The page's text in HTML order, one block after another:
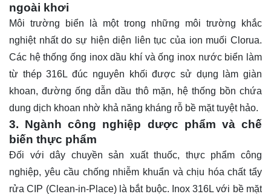
ngoài khơi
Môi trường biển là một trong những môi trường khắc
nghiệt nhất do sự hiện diện liên tục của ion muối Clorua.
Các hệ thống ống inox dầu khí và ống inox nước biển làm
từ thép 316L đúc nguyên khối được sử dụng làm giàn
khoan, đường ống dẫn dầu thô mặn, hệ thống bồn chứa
dung dịch khoan nhờ khả năng kháng rỗ bề mặt tuyệt hảo.
3. Ngành công nghiệp dược phẩm và chế
biến thực phẩm
Đối với dây chuyền sản xuất thuốc, thực phẩm công
nghiệp, yêu cầu chống nhiễm khuẩn và chịu hóa chất tẩy
rửa CIP (Clean-in-Place) là bắt buộc. Inox 316L với bề mặt